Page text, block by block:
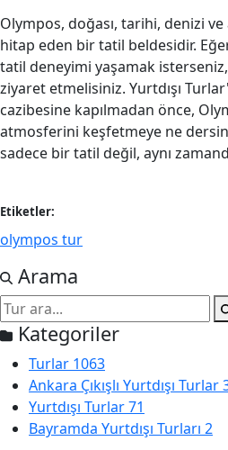
Olympos, doğası, tarihi, denizi
hitap eden bir tatil beldesidir.
tatil deneyimi yaşamak
ziyaret etmelisiniz. Yurtdışı
cazibesine kapılmadan önce,
atmosferini keşfetmeye ne
sadece bir tatil değil, aynı
Etiketler:
olympos tur
Arama
Kategoriler
Turlar 1063
Ankara Çıkışlı Yurtdışı Turlar
Yurtdışı Turlar71
Bayramda Yurtdışı Turları 2